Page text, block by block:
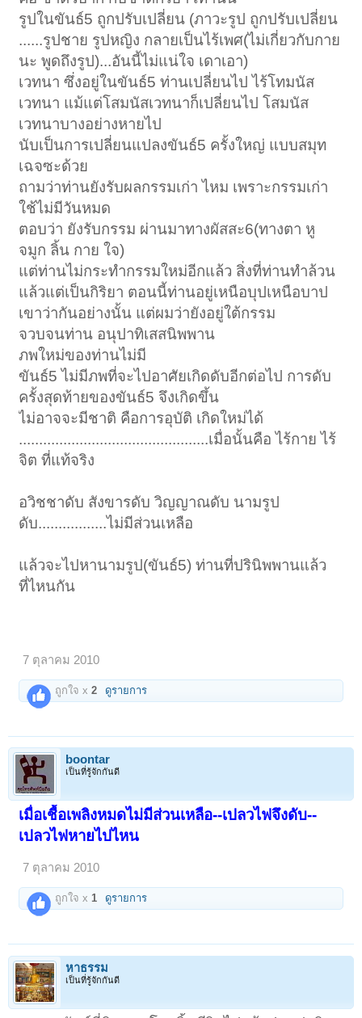
รูปในขันธ์5 ถูกปรับเปลี่ยน (ภาวะรูป ถูกปรับเปลี่ยน
......รูปชาย รูปหญิง กลายเป็นไร้เพศ(ไม่เกี่ยวกับกาย
นะ พูดถึงรูป)...อันนี้ไม่แน่ใจ เดาเอา)
เวทนา ซึ่งอยู่ในขันธ์5 ท่านเปลี่ยนไป ไร้โทมนัส
เวทนา แม้แต่โสมนัสเวทนาก็เปลี่ยนไป โสมนัส
เวทนาบางอย่างหายไป
นับเป็นการเปลี่ยนแปลงขันธ์5 ครั้งใหญ่ แบบสมุท
เฉจซะด้วย
ถามว่าท่านยังรับผลกรรมเก่า ไหม เพราะกรรมเก่า
ใช้ไม่มีวันหมด
ตอบว่า ยังรับกรรม ผ่านมาทางผัสสะ6(ทางตา หู
จมูก ลิ้น กาย ใจ)
แต่ท่านไม่กระทำกรรมใหม่อีกแล้ว สิ่งที่ท่านทำล้วน
แล้วแต่เป็นกิริยา ตอนนี้ท่านอยู่เหนือบุปเหนือบาป
เขาว่ากันอย่างนั้น แต่ผมว่ายังอยู่ใต้กรรม
จวบจนท่าน อนุปาทิเสสนิพพาน
ภพใหม่ของท่านไม่มี
ขันธ์5 ไม่มีภพที่จะไปอาศัยเกิดดับอีกต่อไป การดับ
ครั้งสุดท้ายของขันธ์5 จึงเกิดขึ้น
ไม่อาจจะมีชาติ คือการอุบัติ เกิดใหม่ได้
...............................................เมื่อนั้นคือ ไร้กาย ไร้
จิต ที่แท้จริง
อวิชชาดับ สังขารดับ วิญญาณดับ นามรูป
ดับ.................ไม่มีส่วนเหลือ
แล้วจะไปหานามรูป(ขันธ์5) ท่านที่ปรินิพพานแล้ว
ที่ไหนกัน
7 ตุลาคม 2010
ถูกใจ x2 ดูรายการ
boontar
เป็นที่รู้จักกันดี
เมื่อเชื้อเพลิงหมดไม่มีส่วนเหลือ--เปลวไฟจึงดับ--
เปลวไฟหายไปไหน
7 ตุลาคม 2010
ถูกใจ x1 ดูรายการ
หาธรรม
เป็นที่รู้จักกันดี